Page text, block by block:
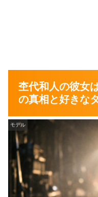
杢代和人の彼女
の真相と好きな
モデル